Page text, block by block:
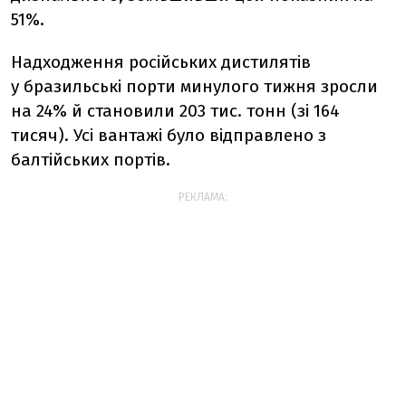
51%.
Надходження російських дистилятів
у бразильські порти минулого тижня зросли
на 24% й становили 203 тис. тонн (зі 164
тисяч). Усі вантажі було відправлено з
балтійських портів.
РЕКЛАМА: